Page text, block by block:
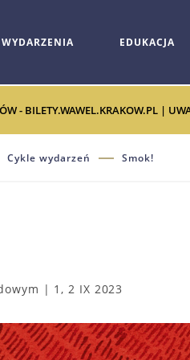
WYDARZENIA EDUKACJA
- BILETY.WAWEL.KRAKOW.PL |
Cykle wydarzeń Smok!
| 1, 2 IX 2023